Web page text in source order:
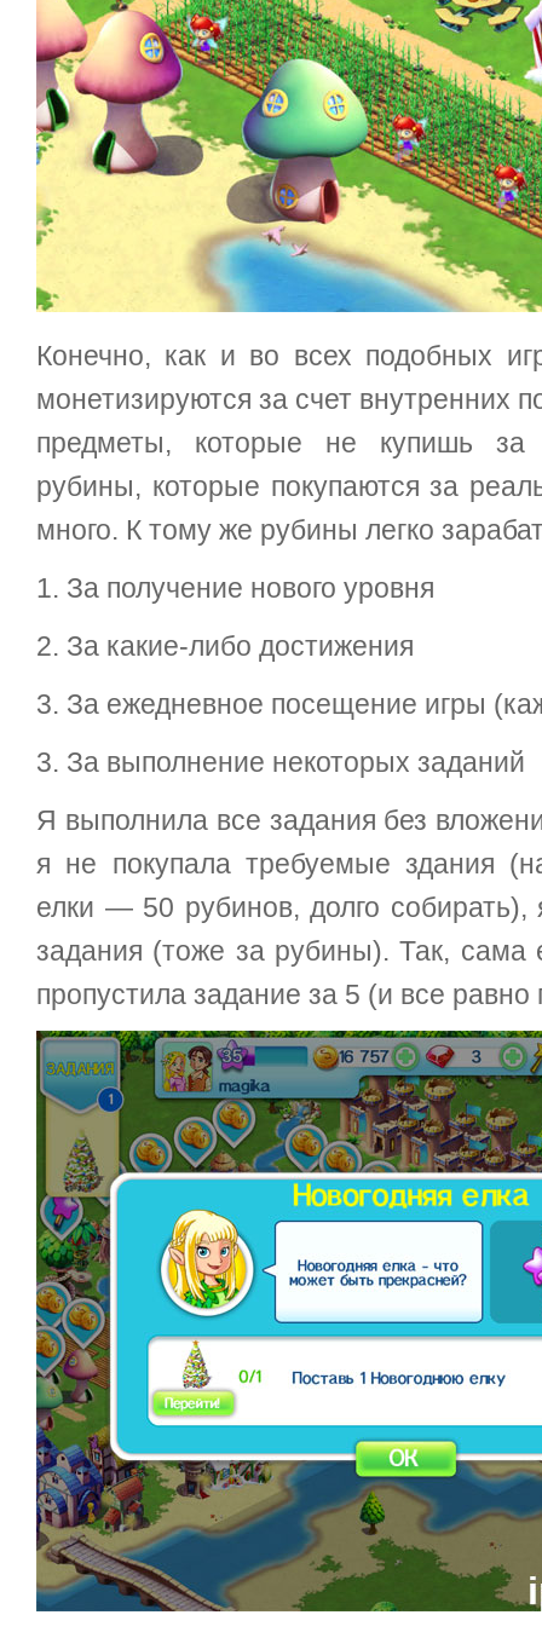
Конечно, как и во всех подобных
монетизируются за счет внутренних
предметы, которые не купишь
рубины, которые покупаются за
много. К тому же рубины легко
1. За получение нового уровня
2. За какие-либо достижения
3. За ежедневное посещение игры
3. За выполнение некоторых заданий
Я выполнила все задания без
я не покупала требуемые здания
елки — 50 рубинов, долго собирать),
задания (тоже за рубины). Так, сама
пропустила задание за 5 (и все равно